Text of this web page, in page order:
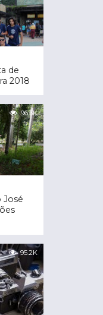
de
2018
96.3K
José
95.2K